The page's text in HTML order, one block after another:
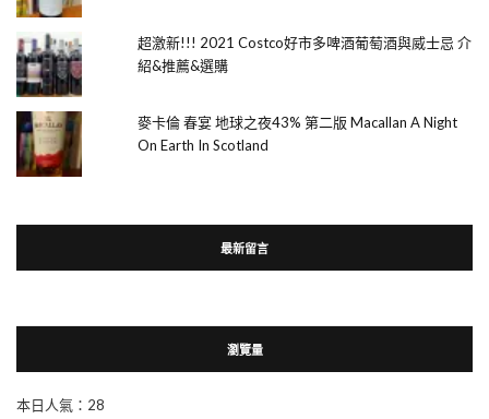
超激新!!! 2021 Costco好市多啤酒葡萄酒與威士忌 介
紹&推薦&選購
麥卡倫 春宴 地球之夜43% 第二版 Macallan A Night
On Earth In Scotland
最新留言
瀏覽量
本日人氣：28